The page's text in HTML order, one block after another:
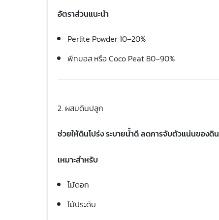
อัตราส่วนแนะนำ
Perlite Powder 10–20%
พีทมอส หรือ Coco Peat 80–90%
2. ผสมดินปลูก
ช่วยให้ดินโปร่ง ระบายน้ำดี ลดการจับตัวแน่นของดิน
เหมาะสำหรับ
ไม้ดอก
ไม้ประดับ